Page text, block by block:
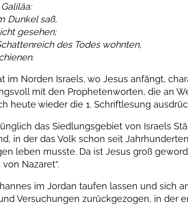
Dunkel saß,
gesehen;
des Todes wohnten,
im Norden Israels, wo Jesus anfängt,
mit den Prophetenworten, die an
heute wieder die 1. Schriftlesung
das Siedlungsgebiet von Israels
in der das Volk schon seit
leben musste. Da ist Jesus groß
Nazaret“.
im Jordan taufen lassen und sich
Versuchungen zurückgezogen, in der